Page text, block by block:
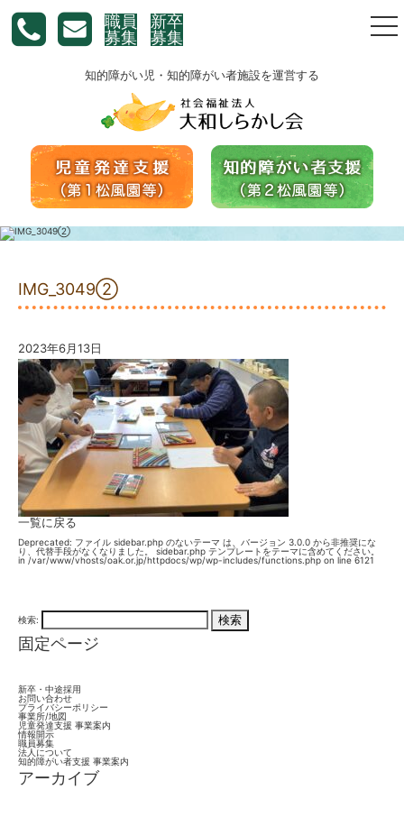
職員
募集
新卒
募集
知的障がい児・知的障がい者施設を運営する
IMG_3049②
2023年6月13日
一覧に戻る
Deprecated: ファイル sidebar.php のないテーマ は、バージョン 3.0.0 から非推奨にな
り、代替手段がなくなりました。 sidebar.php テンプレートをテーマに含めてください。
in /var/www/vhosts/oak.or.jp/httpdocs/wp/wp-includes/functions.php on line 6121
検索:
固定ページ
新卒・中途採用
お問い合わせ
プライバシーポリシー
事業所/地図
児童発達支援 事業案内
情報開示
職員募集
法人について
知的障がい者支援 事業案内
アーカイブ